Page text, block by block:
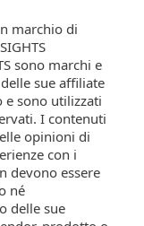
marchio di
sono marchi e
sue affiliate
e sono utilizzati
I contenuti
opinioni di
con i
devono essere
né
delle sue